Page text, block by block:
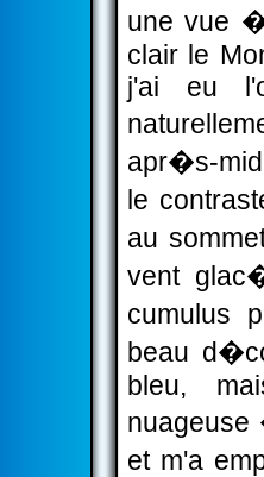
une vue
clair le
j'ai eu
apr�s-
le
au
vent
cumulus
beau
bleu,
nuageuse
et m'a